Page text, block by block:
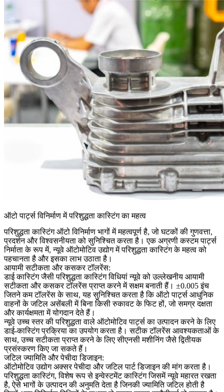
ऑटो पार्ट्स विनिर्माण में परिशुद्धता कास्टिंग का महत्व
परिशुद्धता कास्टिंग ऑटो विनिर्माण भागों में महत्वपूर्ण है, जो घटकों की गुणवत्ता,
प्रदर्शन और विश्वसनीयता को सुनिश्चित करता है। एक अग्रणी कस्टम पार्ट्स
निर्माता के रूप में, न्यूवे ऑटोमोटिव उद्योग में परिशुद्धता कास्टिंग के महत्व को
पहचानता है और इसका लाभ उठाता है।
आयामी सटीकता और कसकर टॉलरेंस:
डाई कास्टिंग जैसी परिशुद्धता कास्टिंग विधियां न्यूवे को उल्लेखनीय आयामी
सटीकता और कसकर टॉलरेंस प्राप्त करने में सक्षम बनाती हैं। ±0.005 इंच
जितने कम टॉलरेंस के साथ, यह सुनिश्चित करता है कि ऑटो पार्ट्स आधुनिक
वाहनों के जटिल असेंबली में बिना किसी रुकावट के फिट हों, जो समग्र दक्षता
और कार्यक्षमता में योगदान देते हैं।
न्यूवे उच्च स्तर की परिशुद्धता वाले ऑटोमोटिव पार्ट्स का उत्पादन करने के लिए
डाई-कास्टिंग प्रक्रिया का उपयोग करता है। सटीक टॉलरेंस आवश्यकताओं के
साथ, उच्च सटीकता प्राप्त करने के लिए सीएनसी मशीनिंग जैसे द्वितीयक
प्रसंस्करण किए जा सकते हैं।
जटिल ज्यामिति और पेचीदा डिजाइन:
ऑटोमोटिव उद्योग अक्सर पेचीदा और जटिल पार्ट डिजाइन की मांग करता है।
परिशुद्धता कास्टिंग, विशेष रूप से इन्वेस्टमेंट कास्टिंग जिसमें न्यूवे महारत रखता
है, ऐसे भागों के उत्पादन की अनुमति देता है जिनकी ज्यामिति जटिल होती है